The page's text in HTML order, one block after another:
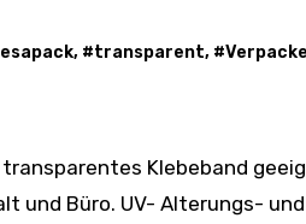
, #transparent, #
und Büro. UV- Alterungs- und